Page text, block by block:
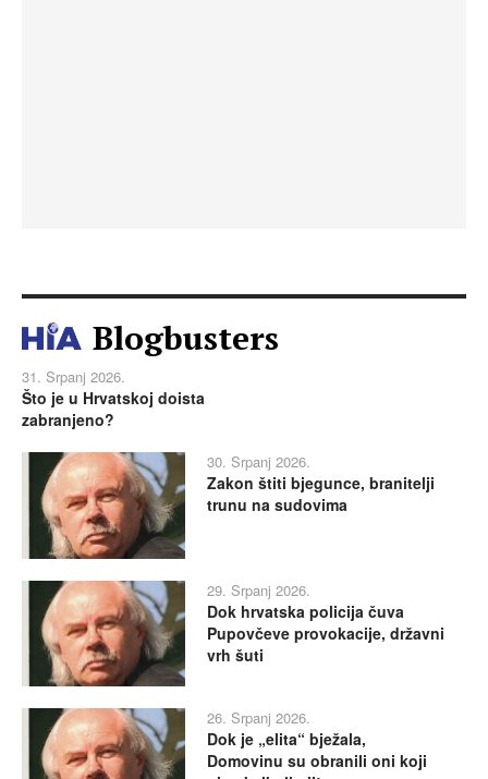
Blogbusters
31. Srpanj 2026.
Što je u Hrvatskoj doista
zabranjeno?
30. Srpanj 2026.
Zakon štiti bjegunce, branitelji
trunu na sudovima
29. Srpanj 2026.
Dok hrvatska policija čuva
Pupovčeve provokacije, državni
vrh šuti
26. Srpanj 2026.
Dok je „elita“ bježala,
Domovinu su obranili oni koji